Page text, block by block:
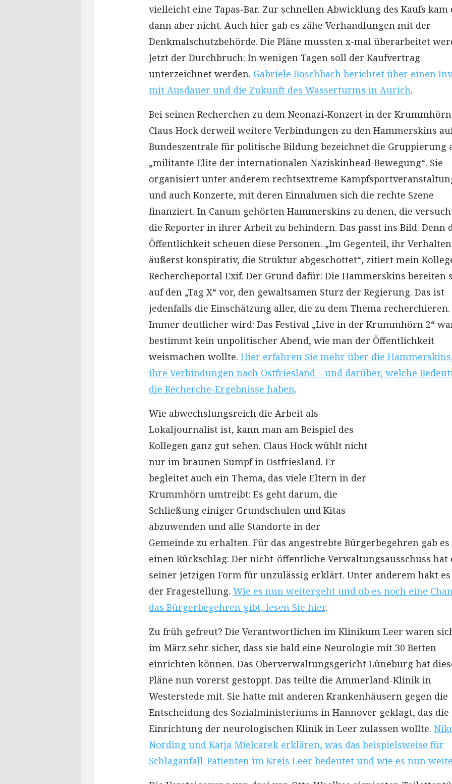
vielleicht eine Tapas-Bar. Zur schnellen Abwicklung des Kaufs kam
dann aber nicht. Auch hier gab es zähe Verhandlungen mit der
Denkmalschutzbehörde. Die Pläne mussten x-mal überarbeitet
Jetzt der Durchbruch: In wenigen Tagen soll der Kaufvertrag
unterzeichnet werden. Gabriele Boschbach berichtet über einen
mit Ausdauer und die Zukunft des Wasserturms in Aurich.
Bei seinen Recherchen zu dem Neonazi-Konzert in der
Claus Hock derweil weitere Verbindungen zu den Hammerskins
Bundeszentrale für politische Bildung bezeichnet die Gruppierung
„militante Elite der internationalen Naziskinhead-Bewegung“. Sie
organisiert unter anderem rechtsextreme
und auch Konzerte, mit deren Einnahmen sich die rechte Szene
finanziert. In Canum gehörten Hammerskins zu denen, die
die Reporter in ihrer Arbeit zu behindern. Das passt ins Bild. Denn
Öffentlichkeit scheuen diese Personen. „Im Gegenteil, ihr
äußerst konspirativ, die Struktur abgeschottet“, zitiert mein
Rechercheportal Exif. Der Grund dafür: Die Hammerskins bereiten
auf den „Tag X“ vor, den gewaltsamen Sturz der Regierung. Das ist
jedenfalls die Einschätzung aller, die zu dem Thema recherchieren.
Immer deutlicher wird: Das Festival „Live in der Krummhörn 2“
bestimmt kein unpolitischer Abend, wie man der Öffentlichkeit
weismachen wollte. Hier erfahren Sie mehr über die
ihre Verbindungen nach Ostfriesland – und darüber, welche
die Recherche-Ergebnisse haben.
Wie abwechslungsreich die Arbeit als
Lokaljournalist ist, kann man am Beispiel des
Kollegen ganz gut sehen. Claus Hock wühlt nicht
nur im braunen Sumpf in Ostfriesland. Er
begleitet auch ein Thema, das viele Eltern in der
Krummhörn umtreibt: Es geht darum, die
Schließung einiger Grundschulen und Kitas
abzuwenden und alle Standorte in der
Gemeinde zu erhalten. Für das angestrebte Bürgerbegehren gab
einen Rückschlag: Der nicht-öffentliche Verwaltungsausschuss hat
seiner jetzigen Form für unzulässig erklärt. Unter anderem hakt
der Fragestellung. Wie es nun weitergeht und ob es noch eine
das Bürgerbegehren gibt, lesen Sie hier.
Zu früh gefreut? Die Verantwortlichen im Klinikum Leer waren
im März sehr sicher, dass sie bald eine Neurologie mit 30 Betten
einrichten können. Das Oberverwaltungsgericht Lüneburg hat
Pläne nun vorerst gestoppt. Das teilte die Ammerland-Klinik in
Westerstede mit. Sie hatte mit anderen Krankenhäusern gegen die
Entscheidung des Sozialministeriums in Hannover geklagt, das die
Einrichtung der neurologischen Klinik in Leer zulassen wollte.
Nording und Katja Mielcarek erklären, was das beispielsweise für
Schlaganfall-Patienten im Kreis Leer bedeutet und wie es nun